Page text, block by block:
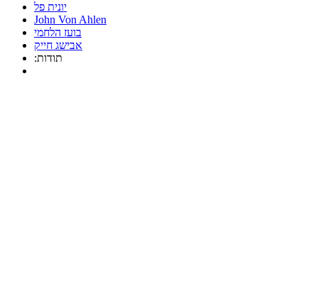
יונית פל
John Von Ahlen
בועז הלחמי
אבישג חייק
:תודות